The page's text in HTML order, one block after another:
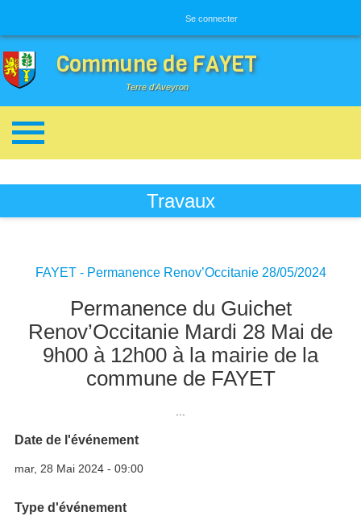
Se connecter
Commune de FAYET
Terre d'Aveyron
Travaux
FAYET - Permanence Renov’Occitanie 28/05/2024
Permanence du Guichet
Renov’Occitanie Mardi 28 Mai de
9h00 à 12h00 à la mairie de la
commune de FAYET
...
Date de l'événement
mar, 28 Mai 2024 - 09:00
Type d'événement